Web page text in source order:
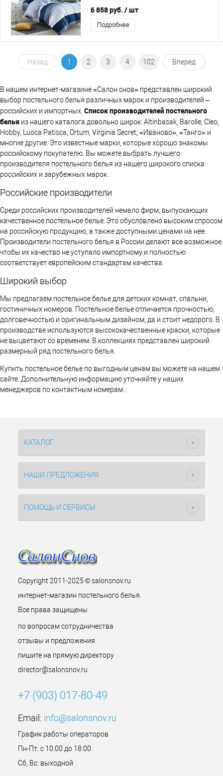
6 858 руб. / шт
Подробнее
Назад 1 2 3 4 102 Вперед
В нашем интернет-магазине «Салон снов» представлен широкий
выбор постельного белья различных марок и производителей –
российских и импортных. Список производителей постельного
белья из нашего каталога довольно широк: Altinbasak, Barolle, Cleo,
Hobby, Luoca Patisca, Ortum, Virginia Secret, «Иваново», «Танго» и
многие другие. Это известные марки, которые хорошо знакомы
российскому покупателю. Вы можете выбрать лучшего
производителя постельного белья из нашего широкого списка
российских и зарубежных марок.
Российские производители
Среди российских производителей немало фирм, выпускающих
качественное постельное белье. Это обусловлено высоким спросом
на российскую продукцию, а также доступными ценами на нее.
Производители постельного белья в России делают все возможное,
чтобы их качество не уступало импортному и полностью
соответствует европейским стандартам качества.
Широкий выбор
Мы предлагаем постельное белье для детских комнат, спальни,
гостиничных номеров. Постельное белье отличается прочностью,
долговечностью и оригинальным дизайном, да и стоит недорого. В
производстве используются высококачественные краски, которые
не выцветают со временем. В коллекциях представлен широкий
размерный ряд постельного белья.
Купить постельное белье по выгодным ценам вы можете на нашем
сайте. Дополнительную информацию уточняйте у наших
менеджеров по контактным номерам.
КАТАЛОГ
НАШИ ПРЕДЛОЖЕНИЯ
ПОМОЩЬ И СЕРВИСЫ
Copyright 2011-2025 © salonsnov.ru
интернет-магазин постельного белья.
Все права защищены
по вопросам сотрудничества
отзывы и предложения.
пишите на прямую директору
director@salonsnov.ru
+7 (903) 017-80-49
Email: info@salonsnov.ru
График работы операторов
Пн-Пт: с 10:00 до 18:00
Сб, Вс: выходной